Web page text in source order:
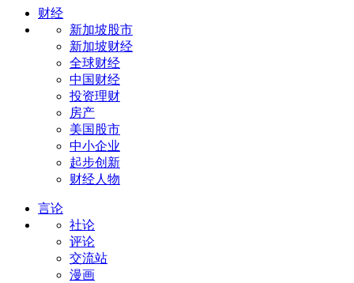
财经
新加坡股市
新加坡财经
全球财经
中国财经
投资理财
房产
美国股市
中小企业
起步创新
财经人物
言论
社论
评论
交流站
漫画